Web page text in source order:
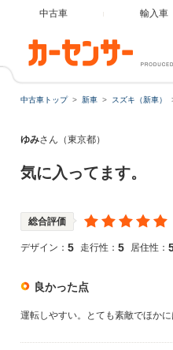
中古車 輸入車
中古車トップ 新車 スズキ（新車）
ゆみさん（東京都）
気に入ってます。
総合評価
デザイン： 5 走行性： 5 居住性：
良かった点
運転しやすい。とても素敵でほか